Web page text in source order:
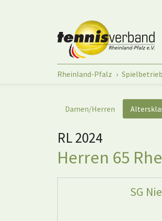
Sie sind hier:
Rheinland-Pfalz
Damen/Herren
RL 2024
Herren 65
SG